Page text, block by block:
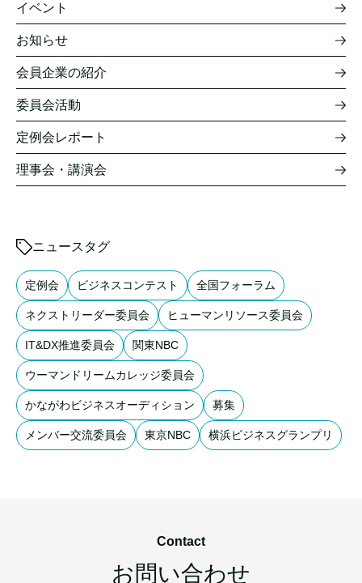
イベント
お知らせ
会員企業の紹介
委員会活動
定例会レポート
理事会・講演会
ニュースタグ
定例会 ビジネスコンテスト 全国フォーラム
ネクストリーダー委員会 ヒューマンリソース委員会
IT&DX推進委員会 関東NBC
ウーマンドリームカレッジ委員会
かながわビジネスオーディション 募集
メンバー交流委員会 東京NBC 横浜ビジネスグランプリ
Contact
お問い合わせ